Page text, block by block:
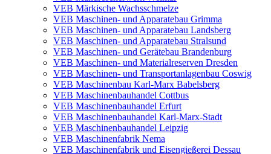
VEB Märkische Wachsschmelze
VEB Maschinen- und Apparatebau Grimma
VEB Maschinen- und Apparatebau Landsberg
VEB Maschinen- und Apparatebau Stralsund
VEB Maschinen- und Gerätebau Brandenburg
VEB Maschinen- und Materialreserven Dresden
VEB Maschinen- und Transportanlagenbau Coswig
VEB Maschinenbau Karl-Marx Babelsberg
VEB Maschinenbauhandel Cottbus
VEB Maschinenbauhandel Erfurt
VEB Maschinenbauhandel Karl-Marx-Stadt
VEB Maschinenbauhandel Leipzig
VEB Maschinenfabrik Nema
VEB Maschinenfabrik und Eisengießerei Dessau